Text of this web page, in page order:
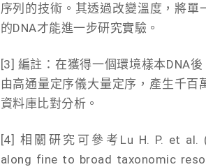
序列的技術。其透過改變溫度，將單
的DNA才能進一步研究實驗。
[3] 編註：在獲得一個環境樣本DNA
由高通量定序儀大量定序，產生千
資料庫比對分析。
[4] 相關研究可參考Lu H. P. et al.
along fine to broad taxonomic